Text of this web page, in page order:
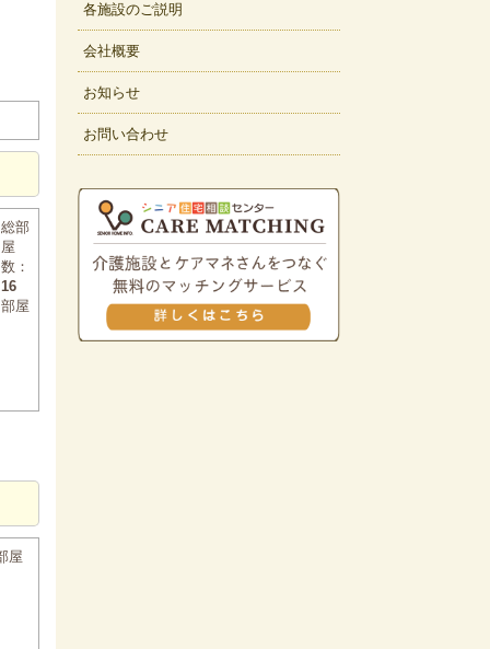
各施設のご説明
会社概要
お知らせ
お問い合わせ
総部
屋
数：
16
部屋
屋